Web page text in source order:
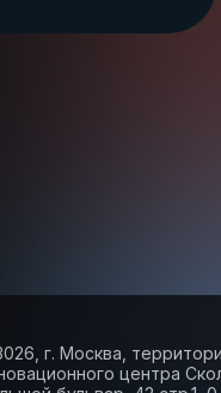
г. Москва,
центра